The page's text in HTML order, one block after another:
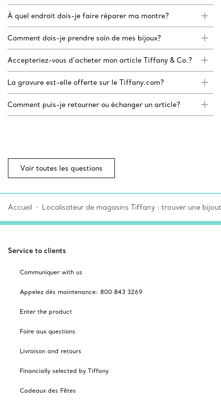
À quel endroit dois-je faire réparer ma montre?
Comment dois-je prendre soin de mes bijoux?
Accepteriez-vous d’acheter mon article Tiffany & Co.?
La gravure est-elle offerte sur le Tiffany.com?
Comment puis-je retourner ou échanger un article?
Voir toutes les questions
Accueil Localisateur de magasins Tiffany : trouver une
Service to clients
Communiquer with us
Appelez dès maintenance: 800 843 3269
Enter the product
Foire aux questions
Livraison and retours
Financially selected by Tiffany
Cadeaux des Fêtes